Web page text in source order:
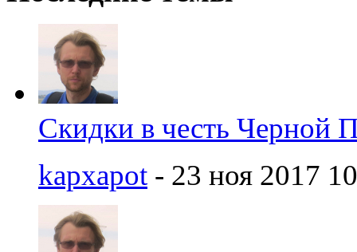
Скидки в честь Черной
kapxapot - 23 ноя 2017